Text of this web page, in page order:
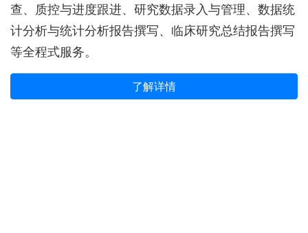
查、质控与进度跟进、研究数据录入与管理、数据统
计分析与统计分析报告撰写、临床研究总结报告撰写
等全程式服务。
了解详情